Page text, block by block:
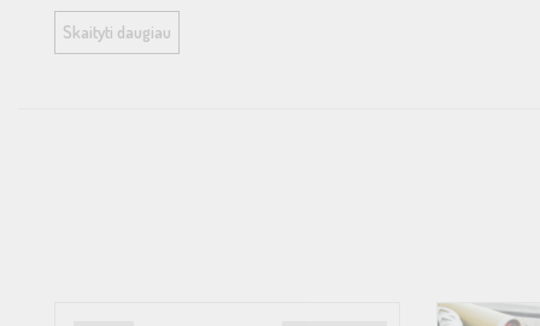
Skaityti daugiau